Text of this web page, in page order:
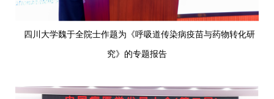
四川大学魏于全院士作题为《呼吸道传染病疫苗与药物转化研
究》的专题报告